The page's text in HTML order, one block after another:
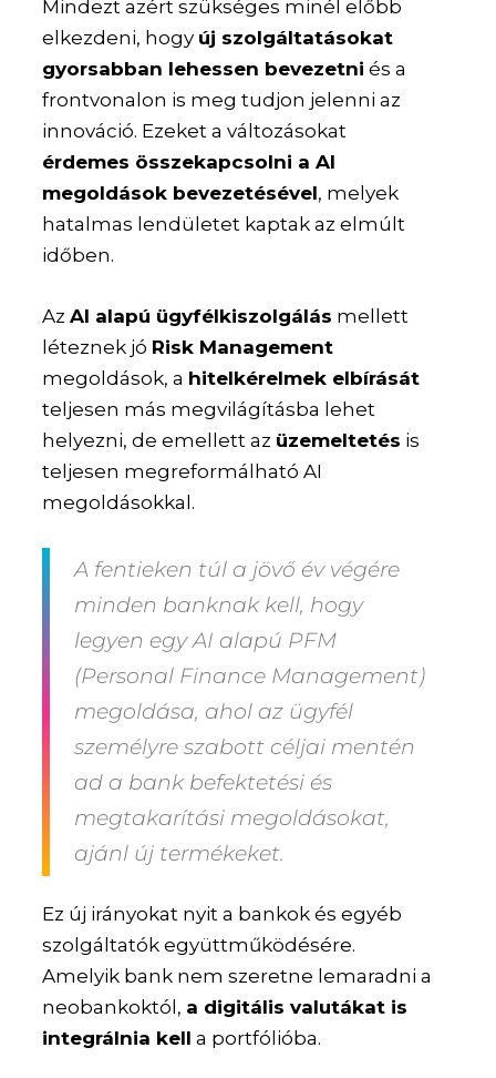
Mindezt azért szükséges minél előbb
elkezdeni, hogy új szolgáltatásokat
gyorsabban lehessen bevezetni és a
frontvonalon is meg tudjon jelenni az
innováció. Ezeket a változásokat
érdemes összekapcsolni a AI
megoldások bevezetésével, melyek
hatalmas lendületet kaptak az elmúlt
időben.
AzAI alapú ügyfélkiszolgálás mellett
léteznek jó Risk Management
megoldások, a hitelkérelmek elbírását
teljesen más megvilágításba lehet
helyezni, de emellett az üzemeltetés is
teljesen megreformálható AI
megoldásokkal.
A fentieken túl a jövő év végére
minden banknak kell, hogy
legyen egy AI alapú PFM
(Personal Finance Management)
megoldása, ahol az ügyfél
személyre szabott céljai mentén
ad a bank befektetési és
megtakarítási megoldásokat,
ajánl új termékeket.
Ez új irányokat nyit a bankok és egyéb
szolgáltatók együttműködésére.
Amelyik bank nem szeretne lemaradni a
neobankoktól, a digitális valutákat is
integrálnia kell a portfólióba.